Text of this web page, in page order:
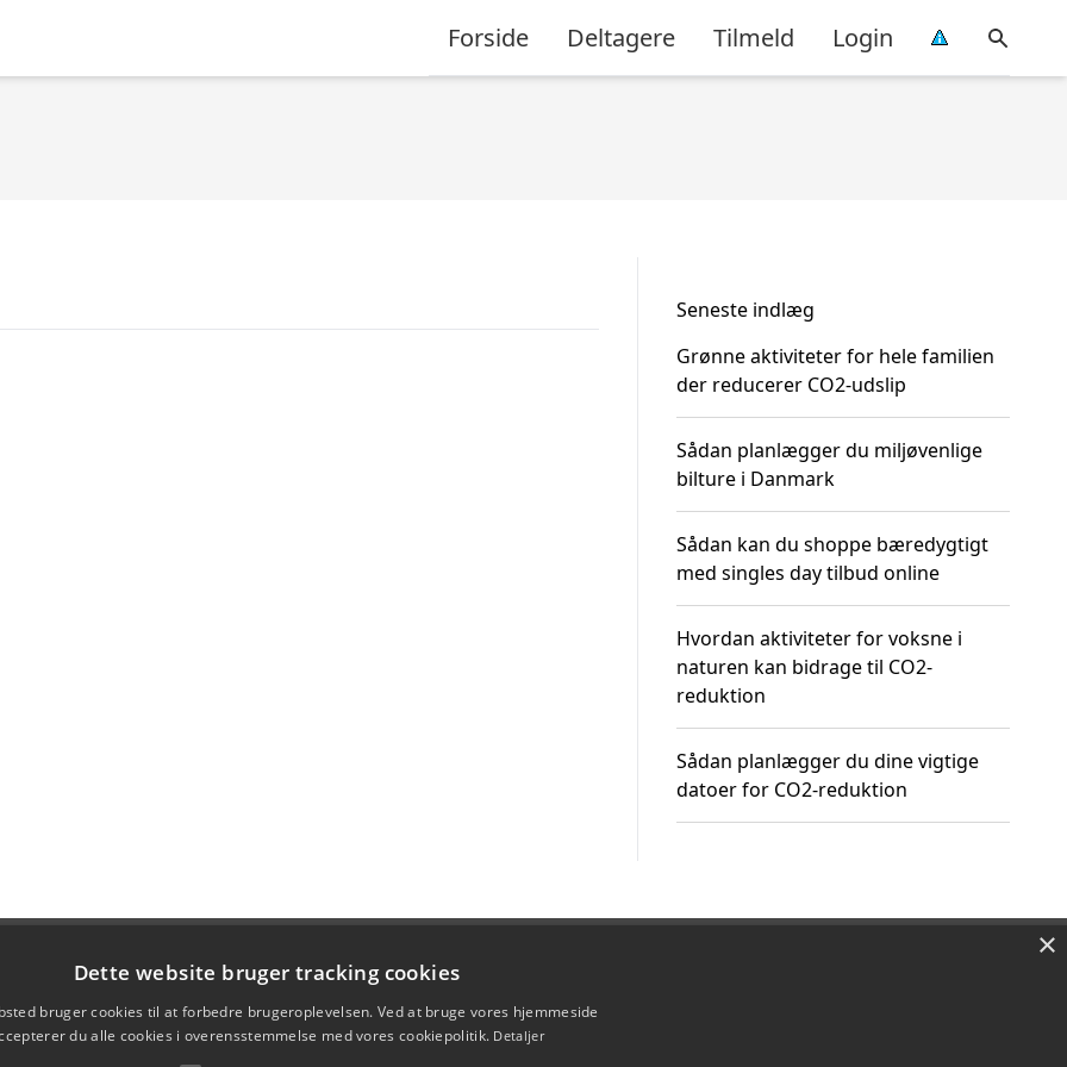
Forside Deltagere Tilmeld Login
Seneste indlæg
Grønne aktiviteter for hele familien
der reducerer CO2-udslip
Sådan planlægger du miljøvenlige
bilture i Danmark
Sådan kan du shoppe bæredygtigt
med singles day tilbud online
Hvordan aktiviteter for voksne i
naturen kan bidrage til CO2-
reduktion
Sådan planlægger du dine vigtige
datoer for CO2-reduktion
×
Dette website bruger tracking cookies
bruger cookies til at forbedre brugeroplevelsen. Ved at bruge vores hjemmeside
du alle cookies i overensstemmelse med vores cookiepolitik. Detaljer